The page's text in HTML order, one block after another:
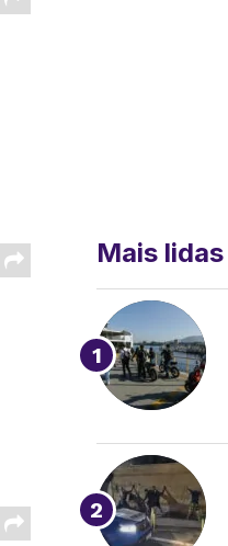
Mais lidas